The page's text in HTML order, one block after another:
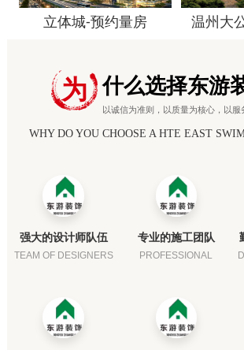
立体城-预约量房 温州大
为 什么选择东游
以诚信为准则，以质量为核心，以服
WHY DO YOU CHOOSE A HTE EAST
强大的设计师队伍
TEAM OF DESIGNERS
专业的施工团队
PROFESSIONAL